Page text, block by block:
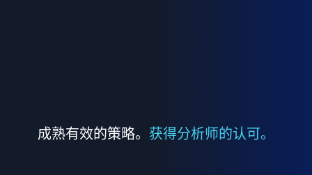
成熟有效的策略。 获得分析师的认可。